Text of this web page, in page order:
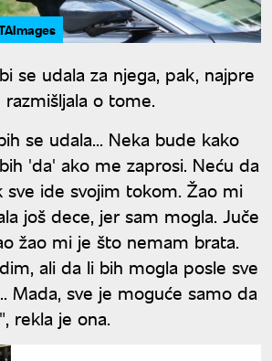
se udala za njega, pak, najpre
razmišljala o tome.
se udala... Neka bude kako
'da' ako me zaprosi. Neću da
sve ide svojim tokom. Žao mi
još dece, jer sam mogla. Juče
žao mi je što nemam brata.
ali da li bih mogla posle sve
Mada, sve je moguće samo da
rekla je ona.